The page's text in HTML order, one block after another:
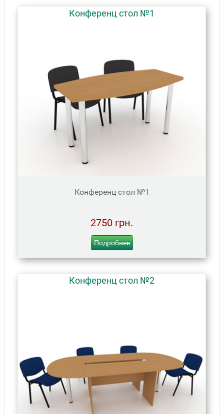
Конференц стол №1
Конференц стол №1
2750 грн.
Подробнее
Конференц стол №2